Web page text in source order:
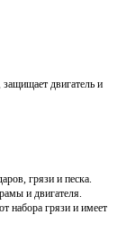
двигатель и
грязи и песка.
и двигателя.
набора грязи и имеет